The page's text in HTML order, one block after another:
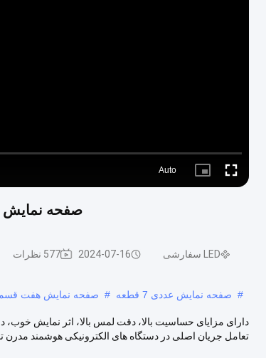
Auto
Picture- Fullscreen
صفحه نمایش LED دارای ظرفیت لمسی سفارشی 7 بخش برای کنترل دمای
LED سفارشی 2024-07-16 577 نظرات
# صفحه نمایش عددی 7 قطعه # صفحه نمایش هفت قسمت منجر
دارای مزایای حساسیت بالا، دقت لمس بالا، اثر نمایش خوب،
تعامل جریان اصلی در دستگاه های الکترونیکی هوشمند مدرن